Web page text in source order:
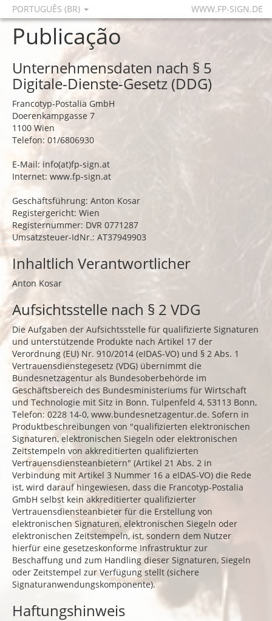
PORTUGUÊS (BR) WWW.FP-SIGN.DE
Publicação
Unternehmensdaten nach § 5
Digitale-Dienste-Gesetz (DDG)
Francotyp-Postalia GmbH
Doerenkampgasse 7
1100 Wien
Telefon: 01/6806930
E-Mail: info(at)fp-sign.at
Internet: www.fp-sign.at
Geschäftsführung: Anton Kosar
Registergericht: Wien
Registernummer: DVR 0771287
Umsatzsteuer-IdNr.: AT37949903
Inhaltlich Verantwortlicher
Anton Kosar
Aufsichtsstelle nach § 2 VDG
Die Aufgaben der Aufsichtsstelle für qualifizierte Signaturen
und unterstützende Produkte nach Artikel 17 der
Verordnung (EU) Nr. 910/2014 (eIDAS-VO) und § 2 Abs. 1
Vertrauensdienstegesetz (VDG) übernimmt die
Bundesnetzagentur als Bundesoberbehörde im
Geschäftsbereich des Bundesministeriums für Wirtschaft
und Technologie mit Sitz in Bonn, Tulpenfeld 4, 53113 Bonn,
Telefon: 0228 14-0, www.bundesnetzagentur.de. Sofern in
Produktbeschreibungen von "qualifizierten elektronischen
Signaturen, elektronischen Siegeln oder elektronischen
Zeitstempeln von akkreditierten qualifizierten
Vertrauensdiensteanbietern" (Artikel 21 Abs. 2 in
Verbindung mit Artikel 3 Nummer 16 a eIDAS-VO) die Rede
ist, wird darauf hingewiesen, dass die Francotyp-Postalia
GmbH selbst kein akkreditierter qualifizierter
Vertrauensdiensteanbieter für die Erstellung von
elektronischen Signaturen, elektronischen Siegeln oder
elektronischen Zeitstempeln, ist, sondern dem Nutzer
hierfür eine gesetzeskonforme Infrastruktur zur
Beschaffung und zum Handling dieser Signaturen, Siegeln
oder Zeitstempel zur Verfügung stellt (sichere
Signaturanwendungskomponente).
Haftungshinweis